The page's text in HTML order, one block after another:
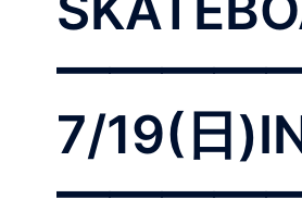
7/19(日